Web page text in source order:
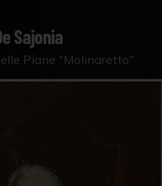
Sajonia
Piane "Molinaretto"